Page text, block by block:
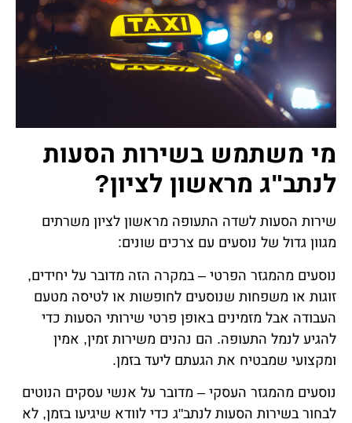
מי משתמש בשירות הסעות
לנתב"ג מראשון לציון?
שירות הסעות לשדה התעופה מראשון לציון משרתים
מגוון גדול של נוסעים עם צרכים שונים:
נוסעים מהמגזר הפרטי – במקרה הזה מדובר על יחידים,
זוגות או משפחות שנוסעים לחופשות או לטיסה מטעם
העבודה אבל מזמינים באופן פרטי שירותי הסעות כדי
להגיע לנמל התעופה. הם נהנים משירות זמין, אמין
ומקצועי שמבטיח את הגעתם ליעד בזמן.
נוסעים מהמגזר העסקי – מדובר על אנשי עסקים הנוטים
לבחור בשירות הסעות לנתב"ג כדי לוודא שיגיעו בזמן, לא